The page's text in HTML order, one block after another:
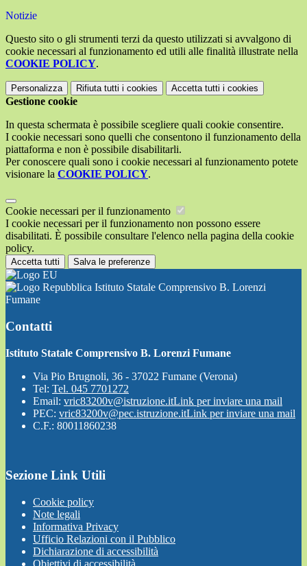
Notizie
Questo sito o gli strumenti terzi da questo utilizzati si avvalgono di
cookie necessari al funzionamento ed utili alle finalità illustrate nella
COOKIE POLICY.
Personalizza Rifiuta tutti i cookies Accetta tutti i cookies
Gestione cookie
In questa schermata è possibile scegliere quali cookie consentire.
I cookie necessari sono quelli che consentono il funzionamento della
piattaforma e non è possibile disabilitarli.
Per conoscere quali sono i cookie necessari al funzionamento potete
visionare la COOKIE POLICY.
Cookie necessari per il funzionamento
I cookie necessari per il funzionamento non possono essere
disabilitati. È possibile consultare l'elenco nella pagina della cookie
policy.
Accetta tutti Salva le preferenze
Istituto Statale Comprensivo B. Lorenzi
Fumane
Contatti
Istituto Statale Comprensivo B. Lorenzi Fumane
Via Pio Brugnoli, 36 - 37022 Fumane (Verona)
Tel: Tel. 045 7701272
Email: vric83200v@istruzione.itLink per inviare una mail
PEC: vric83200v@pec.istruzione.itLink per inviare una mail
C.F.: 80011860238
Sezione Link Utili
Cookie policy
Note legali
Informativa Privacy
Ufficio Relazioni con il Pubblico
Dichiarazione di accessibilità
Obiettivi di accessibilità